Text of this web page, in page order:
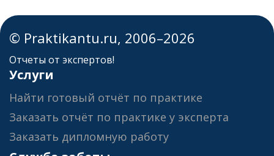
© Praktikantu.ru, 2006–2026
Отчеты от экспертов!
Услуги
Найти готовый отчёт по практике
Заказать отчёт по практике у эксперта
Заказать дипломную работу